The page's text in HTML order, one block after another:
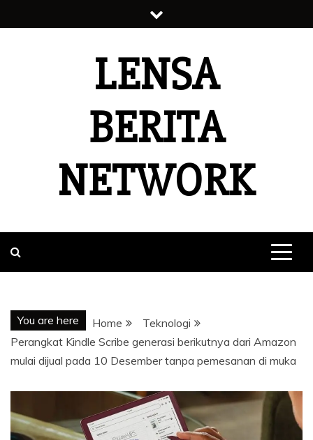
to
LENSA
BERITA
NETWORK
You are here Home
Teknologi
Perangkat Kindle Scribe generasi berikutnya dari Amazon
mulai dijual pada 10 Desember tanpa pemesanan di muka